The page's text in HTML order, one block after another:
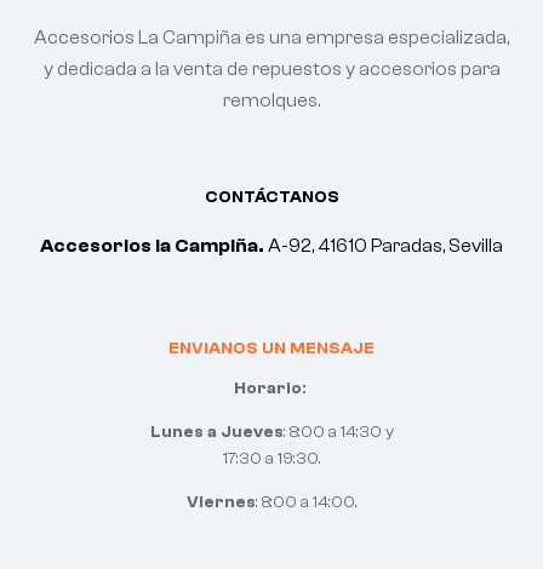
CONTÁCTANOS
Accesorios la Campiña. A-92, 41610 Paradas, Sevilla
ENVIANOS UN MENSAJE
Horario:
Lunes a Jueves: 8:00 a 14:30 y
17:30 a 19:30.
Viernes: 8:00 a 14:00.
Accesorios La Campiña es una empresa especializada,
y dedicada a la venta de repuestos y accesorios para
remolques.